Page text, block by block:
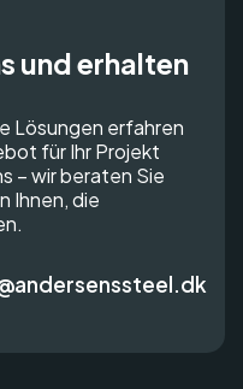
und erhalten
Lösungen erfahren
für Ihr Projekt
– wir beraten Sie
Ihnen, die